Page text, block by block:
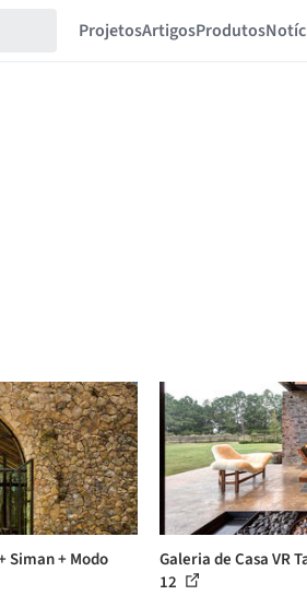
ProjetosArtigosProdutos
Siman + Modo
Galeria de Casa VR
12